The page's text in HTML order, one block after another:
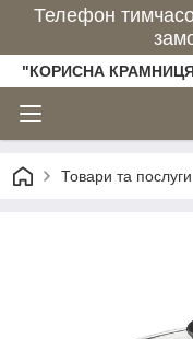
Телефон
"КОРИСНА
Товари та послуги